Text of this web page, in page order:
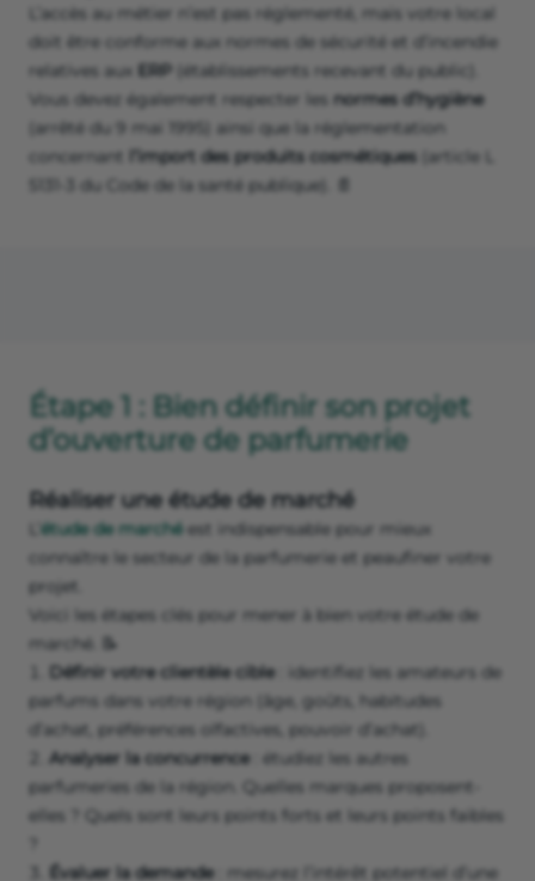
L’accès au métier n’est pas réglementé, mais votre local
doit être conforme aux normes de sécurité et d’incendie
relatives aux ERP (établissements recevant du public).
Vous devez également respecter les normes d’hygiène
(arrêté du 9 mai 1995) ainsi que la réglementation
concernant
l’import des produits cosmétiques (article L
5131-3 du Code de la santé publique). 📄
Étape 1 : Bien définir son projet
d’ouverture de parfumerie
Réaliser une étude de marché
étude de marchéest indispensable pour mieux
connaître le secteur de la parfumerie et peaufiner votre
projet.
Voici les étapes clés pour mener à bien votre étude de
marché. 📝
Définir votre clientèle cible: identifiez les amateurs de
parfums dans votre région (âge, goûts, habitudes
d’achat, préférences olfactives, pouvoir d’achat).
Analyser la concurrence: étudiez les autres
parfumeries de la région. Quelles marques proposent-
elles ? Quels sont leurs points forts et leurs points faibles
Évaluer la demande: mesurez l’intérêt potentiel d’une